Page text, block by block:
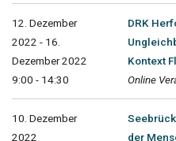
12. Dezember
2022 - 16.
Dezember 2022
9:00 - 14:30
DRK
Kontext
Online
10. Dezember
2022
der